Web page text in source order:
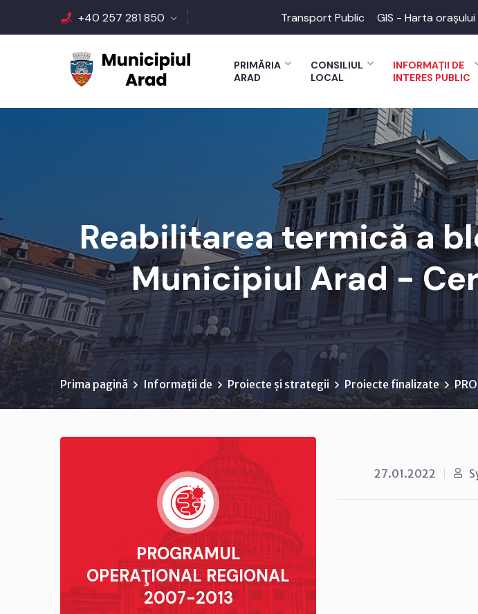
+40 257 281 850 Transport Public GIS - Harta orașului
PRIMĂRIA
ARAD
CONSILIUL
LOCAL
INFORMAȚII DE
INTERES PUBLIC
Reabilitarea termică a
Municipiul Arad -
Prima pagină Informații de Proiecte și strategii Proiecte finalizate
PROGRAMUL
OPERAŢIONAL REGIONAL
2007-2013
27.01.2022